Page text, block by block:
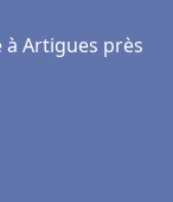
Artigues près